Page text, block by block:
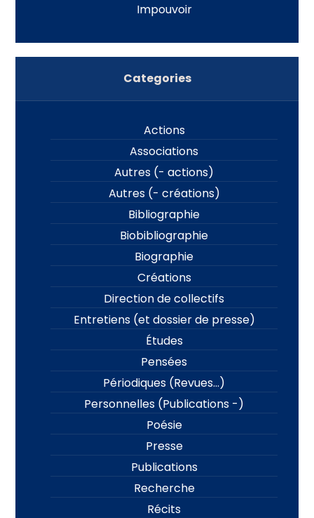
Impouvoir
Categories
Actions
Associations
Autres (- actions)
Autres (- créations)
Bibliographie
Biobibliographie
Biographie
Créations
Direction de collectifs
Entretiens (et dossier de presse)
Études
Pensées
Périodiques (Revues…)
Personnelles (Publications -)
Poésie
Presse
Publications
Recherche
Récits